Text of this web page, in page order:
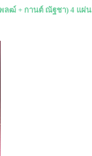
ลฒ์ + กานต์ ณัฐชา) 4 แผ่น